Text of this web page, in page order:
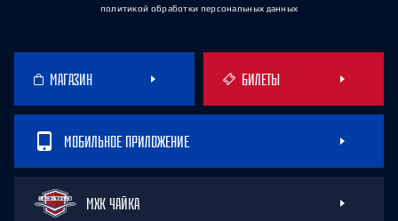
политикой обработки персональных данных
МАГАЗИН БИЛЕТЫ
МОБИЛЬНОЕ ПРИЛОЖЕНИЕ
МХК ЧАЙКА